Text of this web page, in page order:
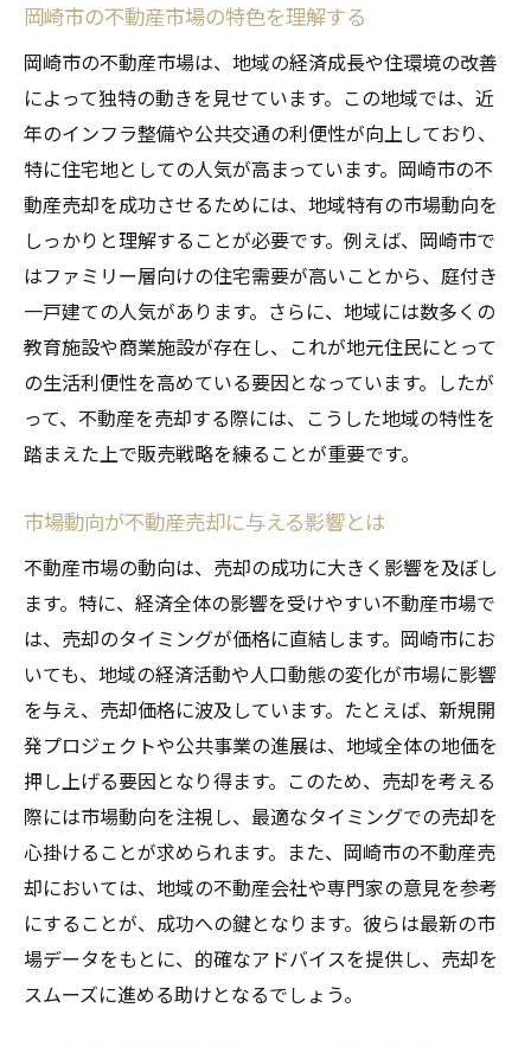
専門家による価格査定の重要性
査定に必要な情報とその集め方
市場価格と査定価格の違いを理解する
適正価格を設定するためのチェックポイン
ト
価格交渉を有利に進めるための準備
オンライン査定ツールの活用法
売却をスムーズに進めるための法的手続きの流
れ
売却手続きに必要な書類一覧
契約書の読み方と注意点
売却後の税金とその対策
不動産売却に関する法律の基礎知識
プロに相談すべきタイミング
地域密着型アプローチで岡崎市の不動産売却を
成功に導く
地元の不動産業者を選ぶメリット
地域特化の情報収集術
地元のイベントやコミュニティを活用する
地域の特色を活かした売却戦略
実績のある地域密着型業者の探し方
地元住民とのつながりを活かす方法
専門家が語る成功する不動産売却の重要なポイ
ント
岡崎市の不動産市場の特色を理解する
岡崎市の不動産市場は、地域の経済成長や住環境の改善
によって独特の動きを見せています。この地域では、近
年のインフラ整備や公共交通の利便性が向上しており、
特に住宅地としての人気が高まっています。岡崎市の不
動産売却を成功させるためには、地域特有の市場動向を
しっかりと理解することが必要です。例えば、岡崎市で
はファミリー層向けの住宅需要が高いことから、庭付き
一戸建ての人気があります。さらに、地域には数多くの
教育施設や商業施設が存在し、これが地元住民にとって
の生活利便性を高めている要因となっています。したが
って、不動産を売却する際には、こうした地域の特性を
踏まえた上で販売戦略を練ることが重要です。
市場動向が不動産売却に与える影響とは
不動産市場の動向は、売却の成功に大きく影響を及ぼし
ます。特に、経済全体の影響を受けやすい不動産市場で
は、売却のタイミングが価格に直結します。岡崎市にお
いても、地域の経済活動や人口動態の変化が市場に影響
を与え、売却価格に波及しています。たとえば、新規開
発プロジェクトや公共事業の進展は、地域全体の地価を
押し上げる要因となり得ます。このため、売却を考える
際には市場動向を注視し、最適なタイミングでの売却を
心掛けることが求められます。また、岡崎市の不動産売
却においては、地域の不動産会社や専門家の意見を参考
にすることが、成功への鍵となります。彼らは最新の市
場データをもとに、的確なアドバイスを提供し、売却を
スムーズに進める助けとなるでしょう。